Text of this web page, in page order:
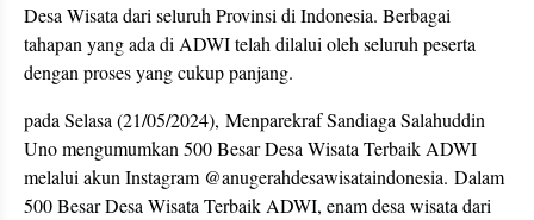
Desa Wisata dari seluruh Provinsi di Indonesia. Berbagai
tahapan yang ada di ADWI telah dilalui oleh seluruh peserta
dengan proses yang cukup panjang.
pada Selasa (21/05/2024), Menparekraf Sandiaga Salahuddin
Uno mengumumkan 500 Besar Desa Wisata Terbaik ADWI
melalui akun Instagram @anugerahdesawisataindonesia. Dalam
500 Besar Desa Wisata Terbaik ADWI, enam desa wisata dari